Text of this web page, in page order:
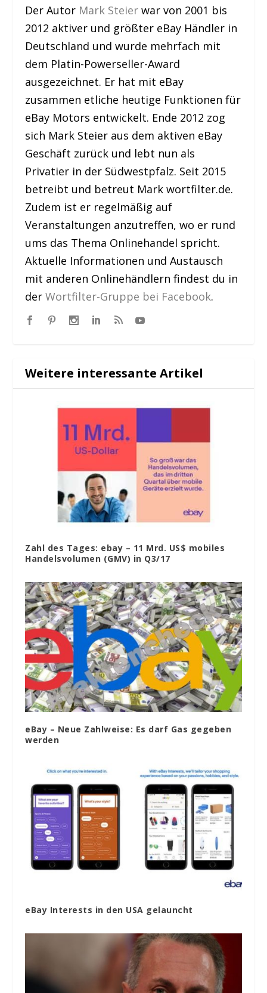
Der Autor Mark Steier war von 2001 bis
2012 aktiver und größter eBay Händler in
Deutschland und wurde mehrfach mit
dem Platin-Powerseller-Award
ausgezeichnet. Er hat mit eBay
zusammen etliche heutige Funktionen für
eBay Motors entwickelt. Ende 2012 zog
sich Mark Steier aus dem aktiven eBay
Geschäft zurück und lebt nun als
Privatier in der Südwestpfalz. Seit 2015
betreibt und betreut Mark wortfilter.de.
Zudem ist er regelmäßig auf
Veranstaltungen anzutreffen, wo er rund
ums das Thema Onlinehandel spricht.
Aktuelle Informationen und Austausch
mit anderen Onlinehändlern findest du in
derWortfilter-Gruppe bei Facebook.
Weitere interessante Artikel
Zahl des Tages: ebay – 11 Mrd. US$ mobiles
Handelsvolumen (GMV) in Q3/17
eBay – Neue Zahlweise: Es darf Gas gegeben
werden
eBay Interests in den USA gelauncht